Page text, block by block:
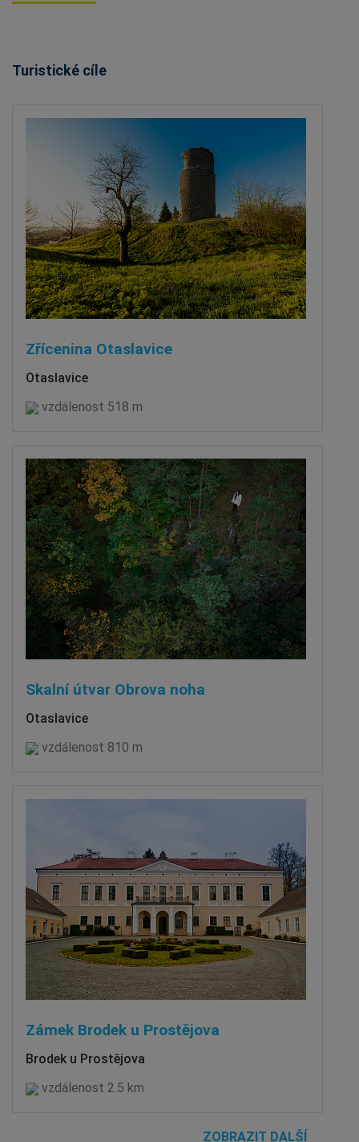
Turistické cíle
Zřícenina Otaslavice
Otaslavice
vzdálenost 518 m
Skalní útvar Obrova noha
Otaslavice
vzdálenost 810 m
Zámek Brodek u Prostějova
Brodek u Prostějova
vzdálenost 2.5 km
ZOBRAZIT DALŠÍ